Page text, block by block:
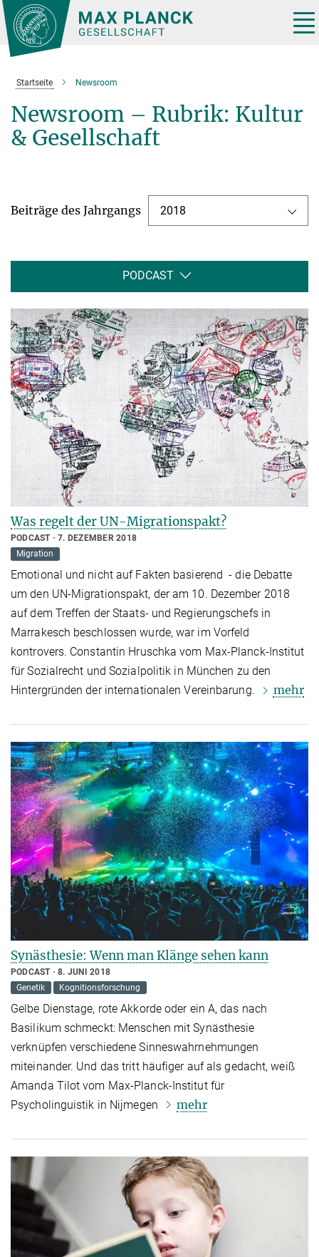
Hauptinhalt
Startseite Newsroom
Newsroom – Rubrik: Kultur
& Gesellschaft
Beiträge des Jahrgangs 2018
PODCAST
Was regelt der UN-Migrationspakt?
PODCAST
7. DEZEMBER 2018
Migration
Emotional und nicht auf Fakten basierend - die Debatte
um den UN-Migrationspakt, der am 10. Dezember 2018
auf dem Treffen der Staats- und Regierungschefs in
Marrakesch beschlossen wurde, war im Vorfeld
kontrovers. Constantin Hruschka vom Max-Planck-Institut
für Sozialrecht und Sozialpolitik in München zu den
Hintergründen der internationalen Vereinbarung.
mehr
Synästhesie: Wenn man Klänge sehen kann
PODCAST
8. JUNI 2018
Genetik
Kognitionsforschung
Gelbe Dienstage, rote Akkorde oder ein A, das nach
Basilikum schmeckt: Menschen mit Synästhesie
verknüpfen verschiedene Sinneswahrnehmungen
miteinander. Und das tritt häufiger auf als gedacht, weiß
Amanda Tilot vom Max-Planck-Institut für
Psycholinguistik in Nijmegen
mehr